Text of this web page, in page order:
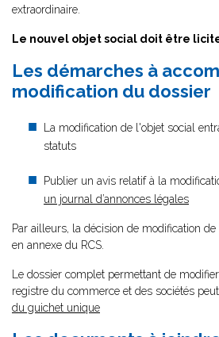
extraordinaire.
Le nouvel objet social doit être
Les démarches à
modification du dossier
La modification de l'objet social
statuts
Publier un avis relatif à la
un journal d’annonces légales
Par ailleurs, la décision de modification
en annexe du RCS.
Le dossier complet permettant de
registre du commerce et des sociétés
du guichet unique